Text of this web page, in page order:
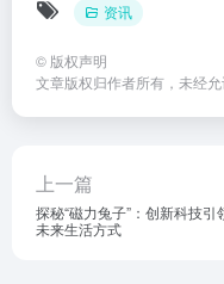
资讯
© 版权声明
文章版权归作者所有，未经允
上一篇
探秘“磁力兔子”：创新科技引
未来生活方式